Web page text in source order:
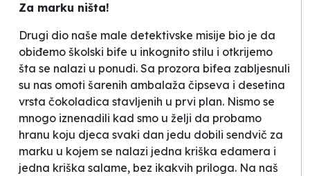
Za marku ništa!
Drugi dio naše male detektivske misije bio je da
obiđemo školski bife u inkognito stilu i otkrijemo
šta se nalazi u ponudi. Sa prozora bifea zabljesnuli
su nas omoti šarenih ambalaža čipseva i desetina
vrsta čokoladica stavljenih u prvi plan. Nismo se
mnogo iznenadili kad smo u želji da probamo
hranu koju djeca svaki dan jedu dobili sendvič za
marku u kojem se nalazi jedna kriška edamera i
jedna kriška salame, bez ikakvih priloga. Na naš